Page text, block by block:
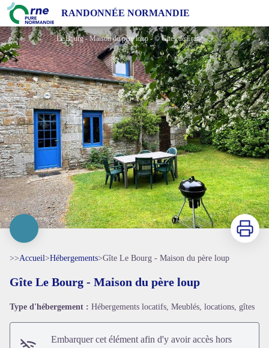
RANDONNÉE NORMANDIE
Gîte Le Bourg - Maison du père loup
Le Bourg - Maison du père loup - © Gites de France Orne
Voir l'image en plein écran
Imprimer
>>Accueil>Hébergements>Gîte Le Bourg - Maison du père loup
Gîte Le Bourg - Maison du père loup
Type d'hébergement : Hébergements locatifs, Meublés, locations, gîtes
Embarquer cet élément afin d'y avoir accès hors